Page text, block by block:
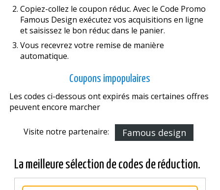
Copiez-collez le coupon réduc. Avec le Code Promo
Famous Design exécutez vos acquisitions en ligne
et saisissez le bon réduc dans le panier.
Vous recevrez votre remise de manière
automatique.
Coupons impopulaires
Les codes ci-dessous ont expirés mais certaines offres
peuvent encore marcher
Visite notre partenaire: Famous design
La meilleure sélection de codes de réduction.